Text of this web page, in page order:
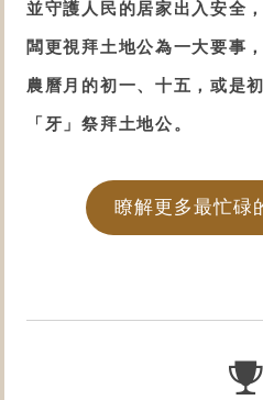
並守護人民的居家出入安全
闆更視拜土地公為一大要事
農曆月的初一、十五，或是
「牙」祭拜土地公。
瞭解更多最忙碌